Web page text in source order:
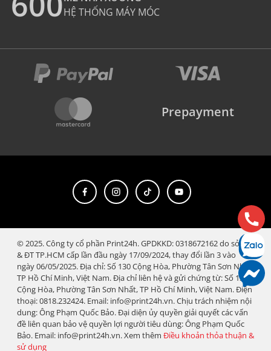
HỆ THỐNG MÁY MÓC
Prepayment
© 2025. Công ty cổ phần Print24h. GPDKKD: 0318672162 do sở KH
& ĐT TP.HCM cấp lần đầu ngày 17/09/2024, thay đổi lần 3 vào
ngày 06/05/2025. Địa chỉ: Số 130 Cộng Hòa, Phường Tân Sơn Nhất,
TP Hồ Chí Minh, Việt Nam. Địa chỉ liên hệ và gửi chứng từ: Số 130
Cộng Hòa, Phường Tân Sơn Nhất, TP Hồ Chí Minh, Việt Nam. Điện
thoại: 0818.232424. Email: info@print24h.vn. Chịu trách nhiệm nội
dung: Ông Phạm Quốc Bảo. Đại diện ủy quyền giải quyết các vấn
đề liên quan bảo vệ quyền lợi người tiêu dùng: Ông Phạm Quốc
Bảo. Email: info@print24h.vn. Xem thêm Điều khoản thỏa thuận &
sử dụng